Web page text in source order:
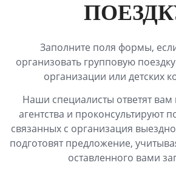
Заполните поля формы,
организовать групповую
организации или детских
Наши специалисты ответят
агентства и проконсультируют
связанных с организация
подготовят предложение,
оставленного вами